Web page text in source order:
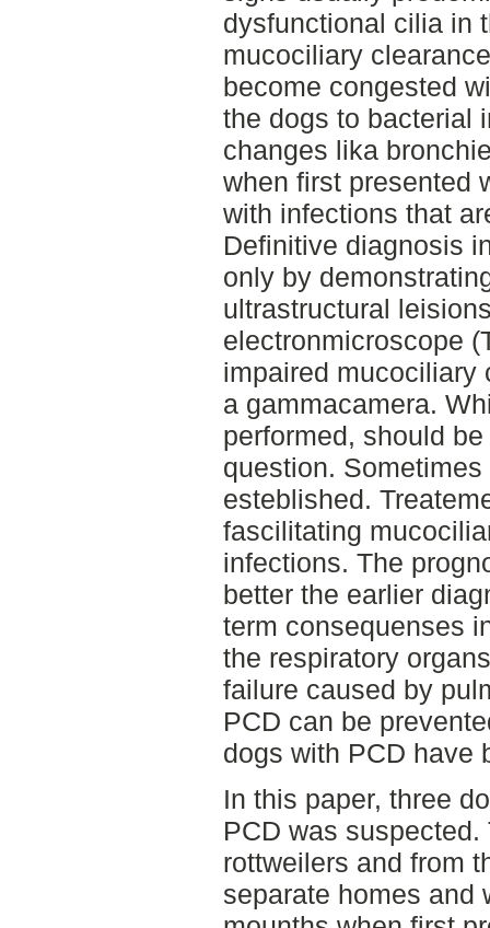
dysfunctional cilia in
mucociliary
become congested
the dogs to bacterial
changes lika
when first presented
with infections that
Definitive diagnosis
only by
ultrastructural
electronmicroscope
impaired mucociliary
a gammacamera.
performed, should
question.
esteblished.
fascilitating
infections. The
better the earlier
term consequenses
the respiratory
failure caused by
PCD can be
dogs with PCD have
In this paper, three
PCD was
rottweilers and from
separate homes and